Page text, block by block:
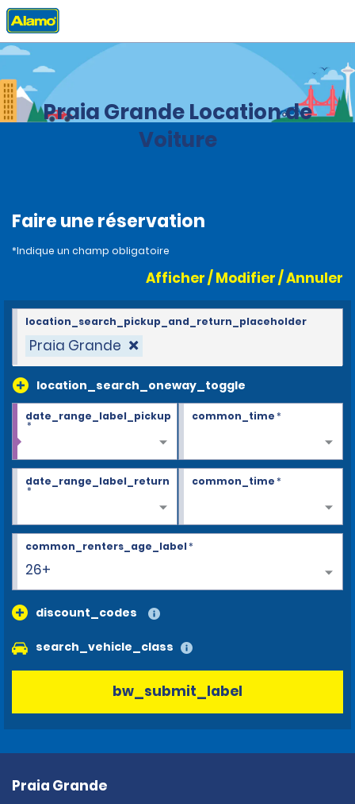
Accueil Agences
Praia Grande Location de
Voiture
Faire une réservation
*Indique un champ obligatoire
Afficher / Modifier / Annuler
Praia Grande
location_search_oneway_toggle
location_search_pickup_and_return_placeholder
date_range_label_pickup
*
common_time*
date_range_label_return
*
common_time*
26+
common_renters_age_label*
discount_codes
search_vehicle_class
bw_submit_label
Praia Grande